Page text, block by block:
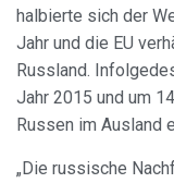
halbierte sich der
Jahr und die EU
Russland.
Jahr 2015 und um
Russen im Ausland
„Die russische